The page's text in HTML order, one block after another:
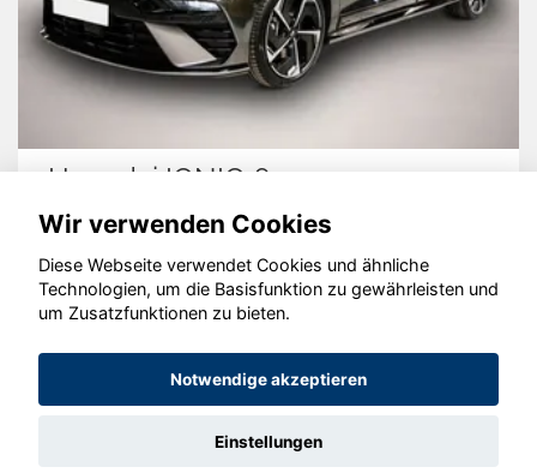
Hyundai IONIQ 6
© konjunkturmotor.de GmbH 2020 - 2026
Wir verwenden Cookies
Diese Webseite verwendet Cookies und ähnliche
Technologien, um die Basisfunktion zu gewährleisten und
um Zusatzfunktionen zu bieten.
Notwendige akzeptieren
Einstellungen